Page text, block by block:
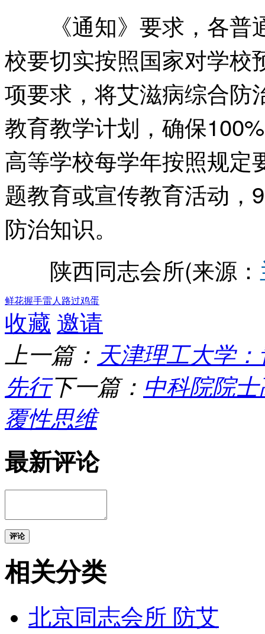
《通知》要求，各普
校要切实按照国家对学校
项要求，将艾滋病综合防
教育教学计划，确保
高等学校每学年按照规定
题教育或宣传教育活动，
防治知识。
陕西同志会所(来源：
鲜花握手雷人 路过鸡蛋
收藏 邀请
上一篇： 天津理工大学
先行下一篇： 中科院院
覆性思维
最新评论
评论
相关分类
北京同志会所 防艾